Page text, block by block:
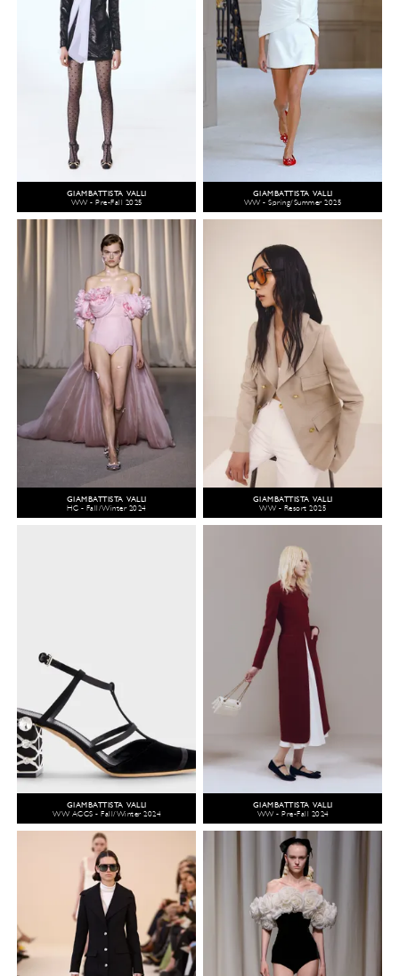
GIAMBATTISTA VALLI
WW - Pre-Fall 2025
GIAMBATTISTA VALLI
WW - Spring/Summer 2025
GIAMBATTISTA VALLI
HC - Fall/Winter 2024
GIAMBATTISTA VALLI
WW - Resort 2025
GIAMBATTISTA VALLI
WW ACCS - Fall/Winter 2024
GIAMBATTISTA VALLI
WW - Pre-Fall 2024